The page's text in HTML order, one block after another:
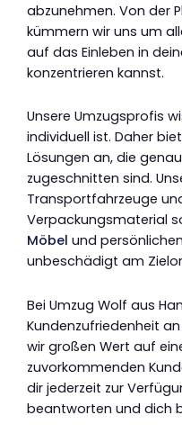
abzunehmen. Von der
kümmern wir uns um
auf das Einleben in
konzentrieren kannst.
Unsere Umzugsprofis
individuell ist. Daher
Lösungen an, die
zugeschnitten sind.
Transportfahrzeuge
Verpackungsmaterial
Möbel und
unbeschädigt am
Bei Umzug Wolf aus
Kundenzufriedenheit
wir großen Wert auf
zuvorkommenden
dir jederzeit zur
beantworten und dich